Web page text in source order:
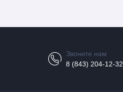
Звоните нам
8 (843) 204-12-32